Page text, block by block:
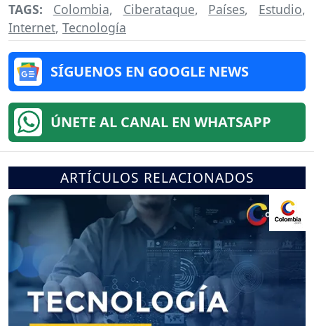
TAGS: Colombia, Ciberataque, Países, Estudio,
Internet, Tecnología
SÍGUENOS EN GOOGLE NEWS
ÚNETE AL CANAL EN WHATSAPP
ARTÍCULOS RELACIONADOS